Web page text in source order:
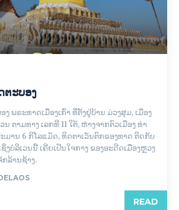
ຕະບອງ
ພຣະທາດເມືອງເກົ່າ​ ທີ່ຕັ້ງ​ຢູ່ບ້ານ​ ມ່ວງສຸມ, ເມືອງ
ຕາມ​ທາງ​ ເລກທີ 11 ​ໃຕ້, ຫ່າງ​ຈາກ​ຕົວເມືອງ ​ທ່າ​
ມານ 6 ກິ​​ໂລ​ແມັດ, ທິດຕາເວັນຕົກຂອງທາດ ຕິດກັບ
ງບໍລິເວນນີ້ ເຄີຍເປັນໃຈກາງ ຂອງອະດີດເມືອງຫຼວງ
ລ້ານຊ້າງ.
READ